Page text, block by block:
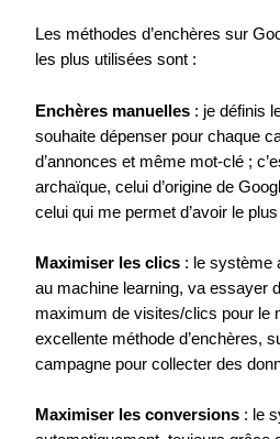
Les méthodes d’enchères sur
les plus utilisées sont :
Enchères manuelles : je définis
souhaite dépenser pour chaque
d’annonces et même mot-clé ;
archaïque, celui d’origine de
celui qui me permet d’avoir le
Maximiser les clics : le système
au machine learning, va essayer
maximum de visites/clics pour le
excellente méthode d’enchères,
campagne pour collecter des
Maximiser les conversions : le